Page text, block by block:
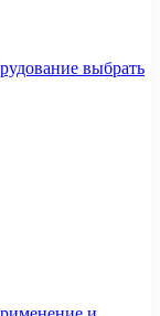
выбрать